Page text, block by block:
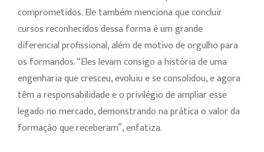
comprometidos. Ele também menciona que concluir
cursos reconhecidos dessa forma é um grande
diferencial profissional, além de motivo de orgulho para
os formandos. “Eles levam consigo a história de uma
engenharia que cresceu, evoluiu e se consolidou, e agora
têm a responsabilidade e o privilégio de ampliar esse
legado no mercado, demonstrando na prática o valor da
formação que receberam”, enfatiza.